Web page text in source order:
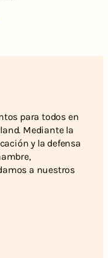
para todos en
Mediante la
y la defensa
a nuestros